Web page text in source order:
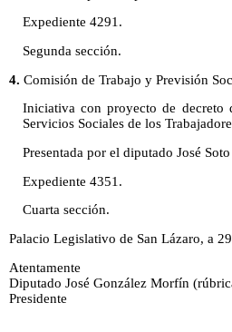
Expediente 4291.
Segunda sección.
4. Comisión de Trabajo y Previsión
Iniciativa con proyecto de
Servicios Sociales de los
Presentada por el diputado José
Expediente 4351.
Cuarta sección.
Palacio Legislativo de San Lázaro, a
Atentamente
Diputado José González Morfín
Presidente